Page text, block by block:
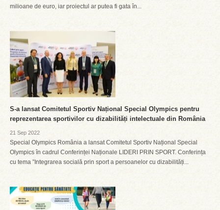
milioane de euro, iar proiectul ar putea fi gata în...
S-a lansat Comitetul Sportiv Național Special Olympics pentru
reprezentarea sportivilor cu dizabilități intelectuale din România
21 Sep 2022
Special Olympics România a lansat Comitetul Sportiv Național Special
Olympics în cadrul Conferinței Naționale LIDERI PRIN SPORT. Conferința
cu tema ”Integrarea socială prin sport a persoanelor cu dizabilități...